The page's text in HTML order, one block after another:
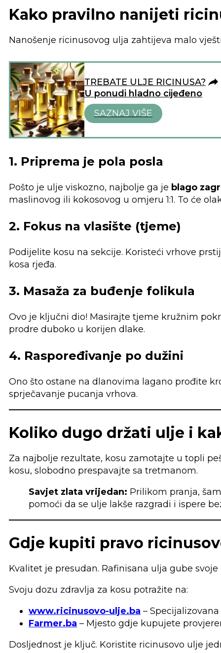
Kako pravilno nanijeti
Nanošenje ricinusovog ulja zahtijeva malo
TREBATE ULJE RICINUSA?
U ponudi hladno cijeđeno
SAZNAJ VIŠE
1. Priprema je pola posla
Pošto je ulje viskozno, najbolje ga je blago
maslinovog ili kokosovog u omjeru 1:1. To će
2. Fokus na vlasište (tjeme)
Podijelite kosu na sekcije. Koristeći vrhove
kosa rjeđa.
3. Masaža za buđenje folikula
Ovo je ključni dio! Masirajte tjeme kružnim
prodre duboko u korijen dlake.
4. Raspoređivanje po dužini
Ono što ostane na dlanovima lagano prođite
sprječavanje pucanja vrhova.
Koliko dugo držati ulje i
Za najbolje rezultate, kosu zamotajte u topli
kosu, slobodno prespavajte sa tretmanom.
Savjet zlata vrijedan: Prilikom pranja,
pomoći da se ulje lakše razgradi i ispere
Gdje kupiti pravo
Kvalitet je presudan. Rafinisana ulja gube
Svoju dozu zdravlja za kosu potražite na:
www.ricinusovo-ulje.ba –
Farmer.ba – Mjesto gdje kupujete
Dosljednost je ključ. Koristite ricinusovo ulje